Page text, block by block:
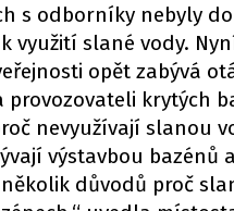
s odborníky nebyly
využití slané vody.
opět zabývá
provozovateli krytých
nevyužívají slanou
výstavbou bazénů
důvodů proč